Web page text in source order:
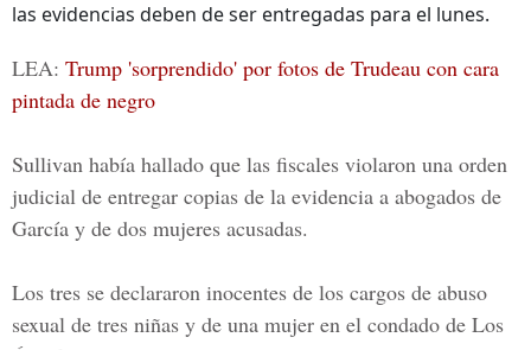
las evidencias deben de ser entregadas para el lunes.
LEA: Trump 'sorprendido' por fotos de Trudeau con cara
pintada de negro
Sullivan había hallado que las fiscales violaron una orden
judicial de entregar copias de la evidencia a abogados de
García y de dos mujeres acusadas.
Los tres se declararon inocentes de los cargos de abuso
sexual de tres niñas y de una mujer en el condado de Los